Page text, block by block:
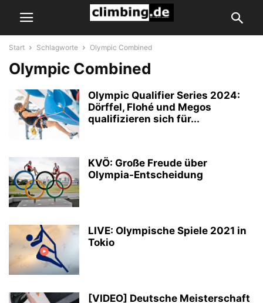
Start Schlagworte Olympic Combined
Olympic Combined
Olympic Qualifier Series 2024:
Dörffel, Flohé und Megos
qualifizieren sich für...
KVÖ: Große Freude über
Olympia-Entscheidung
LIVE: Olympische Spiele 2021 in
Tokio
[VIDEO] Deutsche Meisterschaft